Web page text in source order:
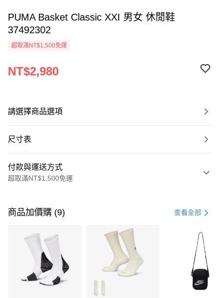
PUMA Basket Classic XXI 男女 休閒鞋
37492302
超取滿NT$1,500免運
NT$2,980
請選擇商品選項
尺寸表
付款與運送方式
超取滿NT$1,500免運
信用卡一次付款
3 期 0 利率 每期 21家銀行
合作金庫商業銀行
第一商業銀行
華南商業銀行
彰化商業銀行
上海商業儲蓄銀行
Apple Pay
商品加價購 (9) 查看全部